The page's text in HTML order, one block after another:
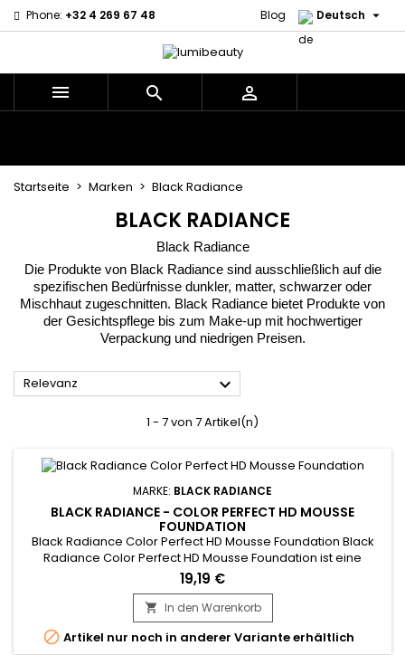
Phone: +32 4 269 67 48 Deutsch 
Blog
  
Startseite Marken Black Radiance
BLACK RADIANCE
Black Radiance
Die Produkte von Black Radiance sind ausschließlich auf die
spezifischen Bedürfnisse dunkler, matter, schwarzer oder
Mischhaut zugeschnitten. Black Radiance bietet Produkte von
der Gesichtspflege bis zum Make-up mit hochwertiger
Verpackung und niedrigen Preisen.
Relevanz 
1 - 7 von 7 Artikel(n)
MARKE: BLACK RADIANCE
BLACK RADIANCE - COLOR PERFECT HD MOUSSE
FOUNDATION
Black Radiance Color Perfect HD Mousse Foundation Black
Radiance Color Perfect HD Mousse Foundation ist eine
hochpigmentierte Foundation mit mittlerer bis voller
Deckkraft, die den idealen Teint zum Vorschein bringt. Die
reichhaltige, lang anhaltende Foundation verwandelt sich
von einer cremigen Mousse in einen federleichten Puder für
ein makelloses,...
19,19 €
 In den Warenkorb
 Artikel nur noch in anderer Variante erhältlich